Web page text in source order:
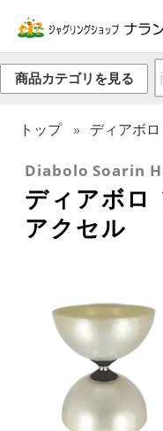
商品カテゴリを見る
トップ ディアボロ
Diabolo Soarin
ディアボロ
アクセル